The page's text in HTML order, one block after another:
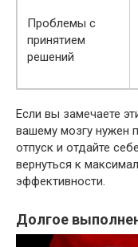
Проблемы с
принятием
решений
Если вы замечаете
вашему мозгу нужен
отпуск и отдайте
вернуться к
эффективности.
Долгое